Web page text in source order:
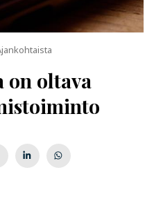
on oltava